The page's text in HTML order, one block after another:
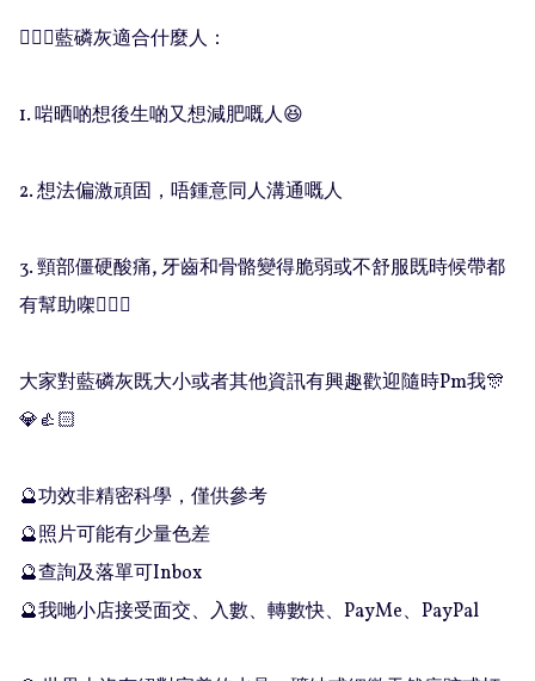
🧚🏻‍♀️藍磷灰適合什麼人：
1. 啱晒啲想後生啲又想減肥嘅人😆
2. 想法偏激頑固，唔鍾意同人溝通嘅人
3. 頸部僵硬酸痛, 牙齒和骨骼變得脆弱或不舒服既時候帶都
有幫助㗎💁🏻‍♀️
大家對藍磷灰既大小或者其他資訊有興趣歡迎隨時Pm我🎊
💎👍🏻
🔮功效非精密科學，僅供參考
🔮照片可能有少量色差
🔮查詢及落單可Inbox
🔮我哋小店接受面交、入數、轉數快、PayMe、PayPal